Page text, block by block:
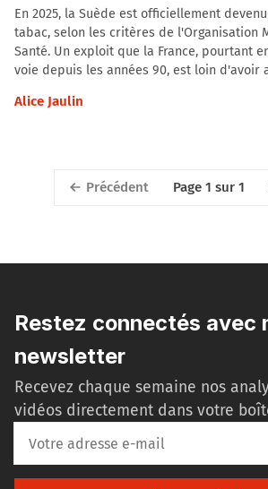
En 2025, la Suède est officiellement
tabac, selon les critères de l'Organisation
Santé. Un exploit que la France, pourtant
voie depuis les années 90, est loin d'avoir
Alice Jaulin
Précédent Page 1 sur 1
Restez connectés avec
newsletter
Recevez chaque semaine nos
vidéos directement dans votre